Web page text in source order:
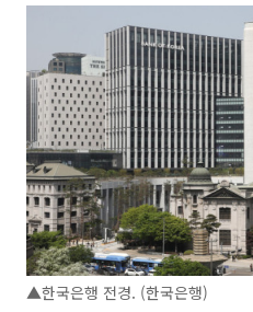
▲한국은행 전경. (한국은행)